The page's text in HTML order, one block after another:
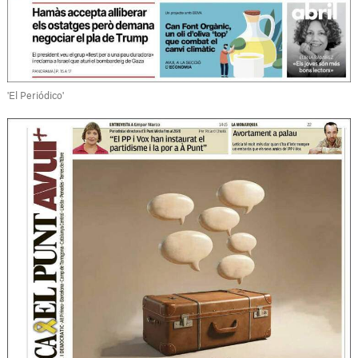
'El Periódico'